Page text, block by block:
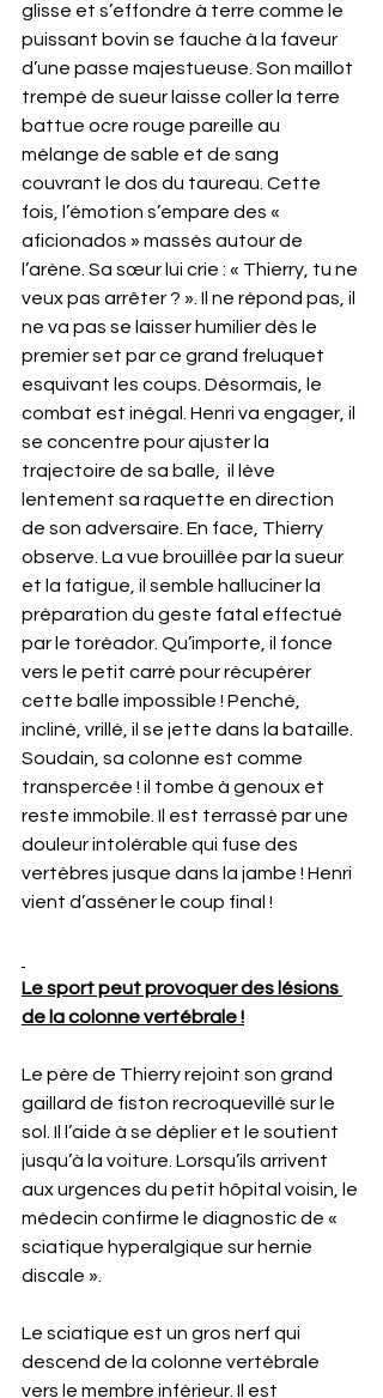
glisse et s’effondre à terre comme le
puissant bovin se fauche à la faveur
d’une passe majestueuse. Son maillot
trempé de sueur laisse coller la terre
battue ocre rouge pareille au
mélange de sable et de sang
couvrant le dos du taureau. Cette
fois, l’émotion s’empare des «
aficionados » massés autour de
l’arène. Sa sœur lui crie : « Thierry, tu ne
veux pas arrêter ? ». Il ne répond pas, il
ne va pas se laisser humilier dès le
premier set par ce grand freluquet
esquivant les coups. Désormais, le
combat est inégal. Henri va engager, il
se concentre pour ajuster la
trajectoire de sa balle,  il lève
lentement sa raquette en direction
de son adversaire. En face, Thierry
observe. La vue brouillée par la sueur
et la fatigue, il semble halluciner la
préparation du geste fatal effectué
par le toréador. Qu’importe, il fonce
vers le petit carré pour récupérer
cette balle impossible ! Penché,
incliné, vrillé, il se jette dans la bataille.
Soudain, sa colonne est comme
transpercée ! il tombe à genoux et
reste immobile. Il est terrassé par une
douleur intolérable qui fuse des
vertèbres jusque dans la jambe ! Henri
vient d’asséner le coup final !
Le sport peut provoquer des lésions
de la colonne vertébrale !
Le père de Thierry rejoint son grand
gaillard de fiston recroquevillé sur le
sol. Il l’aide à se déplier et le soutient
jusqu’à la voiture. Lorsqu’ils arrivent
aux urgences du petit hôpital voisin, le
médecin confirme le diagnostic de «
sciatique hyperalgique sur hernie
discale ».
Le sciatique est un gros nerf qui
descend de la colonne vertébrale
vers le membre inférieur. Il est